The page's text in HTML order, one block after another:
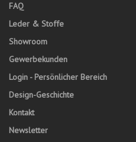
FAQ
Leder & Stoffe
Showroom
Gewerbekunden
Login - Persönlicher Bereich
Design-Geschichte
Kontakt
Newsletter